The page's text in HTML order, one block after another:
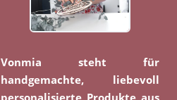
Vonmia steht für
handgemachte, liebevoll
personalisierte Produkte aus